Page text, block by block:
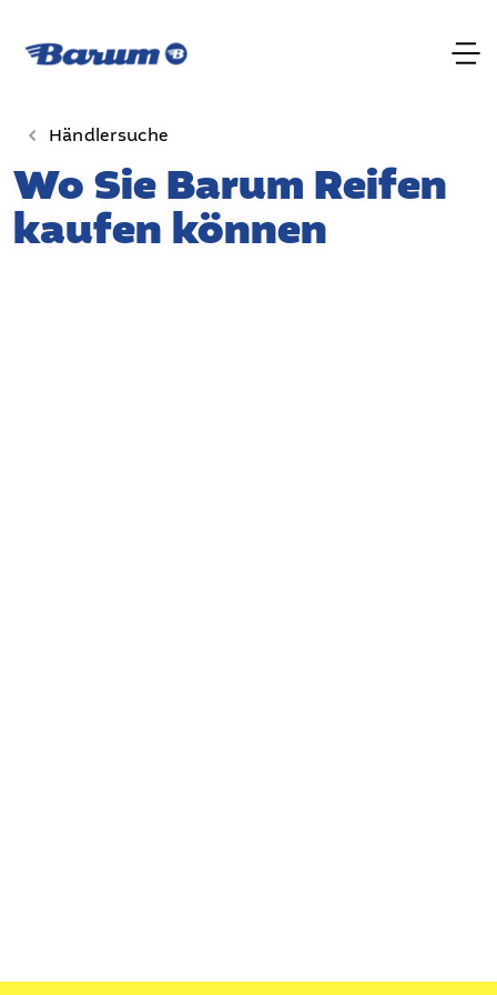
Händlersuche
Wo Sie Barum Reifen
kaufen können